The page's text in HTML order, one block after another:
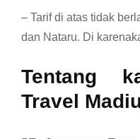
– Tarif di atas tidak
dan Nataru. Di
Tentang
Travel